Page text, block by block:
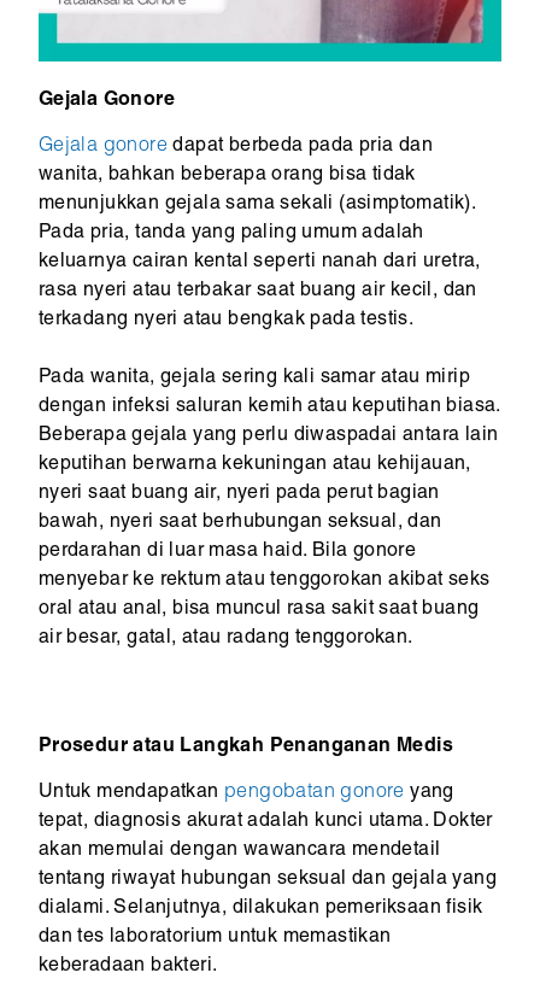
Gejala Gonore
Gejala gonore dapat berbeda pada pria dan
wanita, bahkan beberapa orang bisa tidak
menunjukkan gejala sama sekali (asimptomatik).
Pada pria, tanda yang paling umum adalah
keluarnya cairan kental seperti nanah dari uretra,
rasa nyeri atau terbakar saat buang air kecil, dan
terkadang nyeri atau bengkak pada testis.
Pada wanita, gejala sering kali samar atau mirip
dengan infeksi saluran kemih atau keputihan biasa.
Beberapa gejala yang perlu diwaspadai antara lain
keputihan berwarna kekuningan atau kehijauan,
nyeri saat buang air, nyeri pada perut bagian
bawah, nyeri saat berhubungan seksual, dan
perdarahan di luar masa haid. Bila gonore
menyebar ke rektum atau tenggorokan akibat seks
oral atau anal, bisa muncul rasa sakit saat buang
air besar, gatal, atau radang tenggorokan.
Prosedur atau Langkah Penanganan Medis
Untuk mendapatkan pengobatan gonore yang
tepat, diagnosis akurat adalah kunci utama. Dokter
akan memulai dengan wawancara mendetail
tentang riwayat hubungan seksual dan gejala yang
dialami. Selanjutnya, dilakukan pemeriksaan fisik
dan tes laboratorium untuk memastikan
keberadaan bakteri.